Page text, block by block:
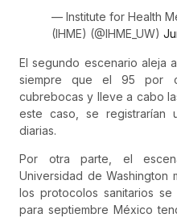
— Institute for Health
(IHME) (@IHME_UW)
El segundo escenario aleja
siempre que el 95 por
cubrebocas y lleve a cabo
este caso, se registrarían
diarias.
Por otra parte, el
Universidad de Washington
los protocolos sanitarios se
para septiembre México